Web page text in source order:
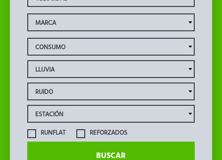
RUNFLAT REFORZADOS
BUSCAR